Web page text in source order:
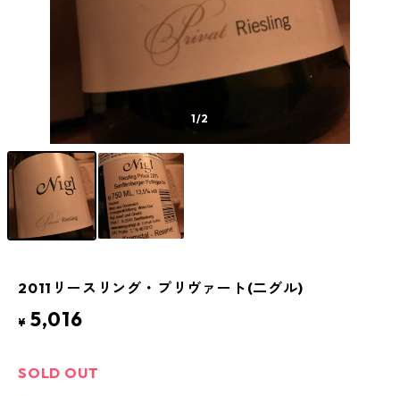
1/2
2011リースリング・プリヴァート(二グル)
¥ 5,016
SOLD OUT